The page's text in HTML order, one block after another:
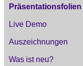
Präsentationsfolien
Live Demo
Auszeichnungen
Was ist neu?